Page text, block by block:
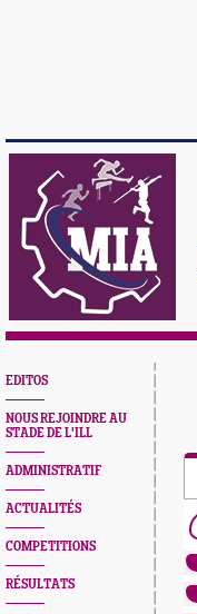
EDITOS
NOUS REJOINDRE AU
STADE DE L'ILL
ADMINISTRATIF
ACTUALITÉS
COMPETITIONS
RÉSULTATS